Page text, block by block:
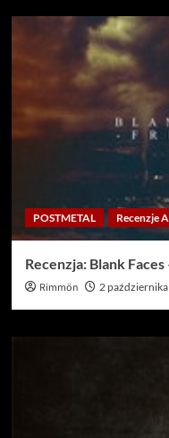
POSTMETAL Recenzje
Recenzja: Blank
Rimmön 2